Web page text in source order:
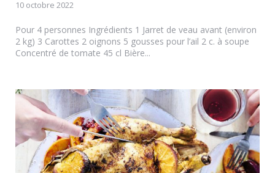
10 octobre 2022
Pour 4 personnes Ingrédients 1 Jarret de veau avant (environ
2 kg) 3 Carottes 2 oignons 5 gousses pour l’ail 2 c. à soupe
Concentré de tomate 45 cl Bière...